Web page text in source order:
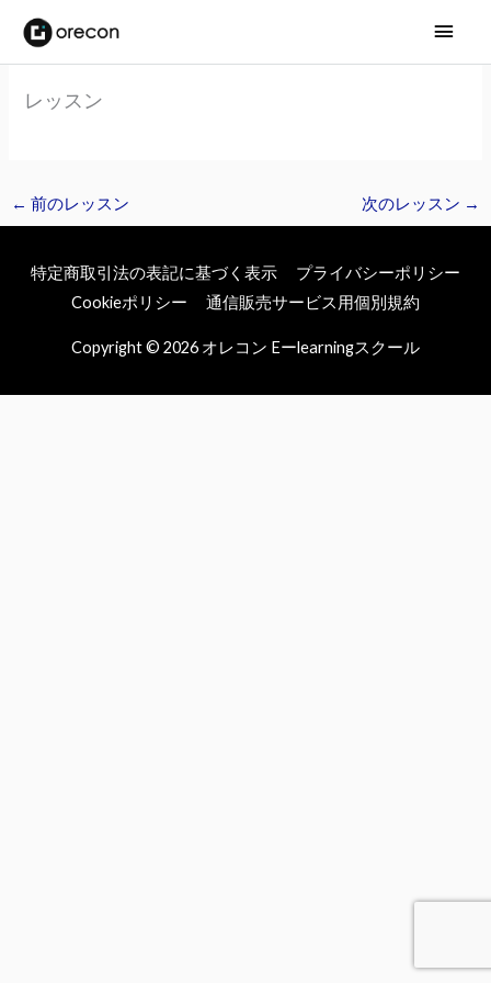
メ
イ
ニ
ー
レッスン
← 前のレッスン 次のレッスン →
特定商取引法の表記に基づく表示
プライバシーポリシー
Cookieポリシー
通信販売サービス用個別規約
Copyright © 2026 オレコン Eーlearningスクール